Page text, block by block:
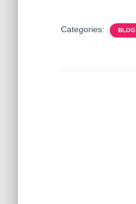
Categories: BLOG